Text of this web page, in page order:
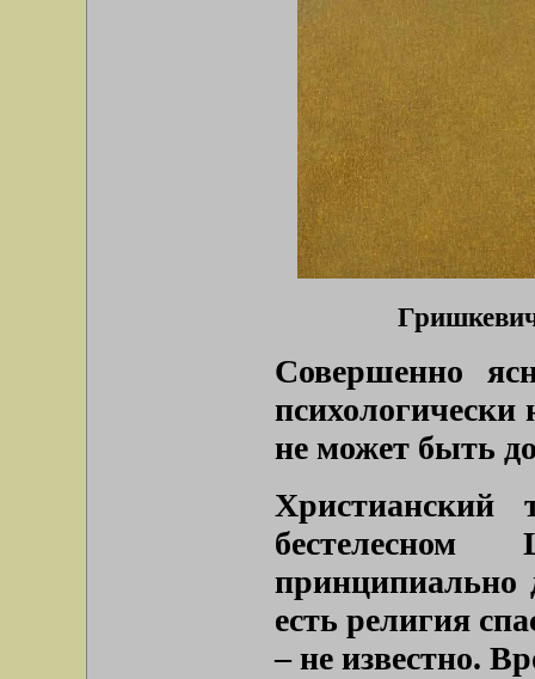
Совершенно
психологически
не может быть
принципиально
есть религия
– не известно.